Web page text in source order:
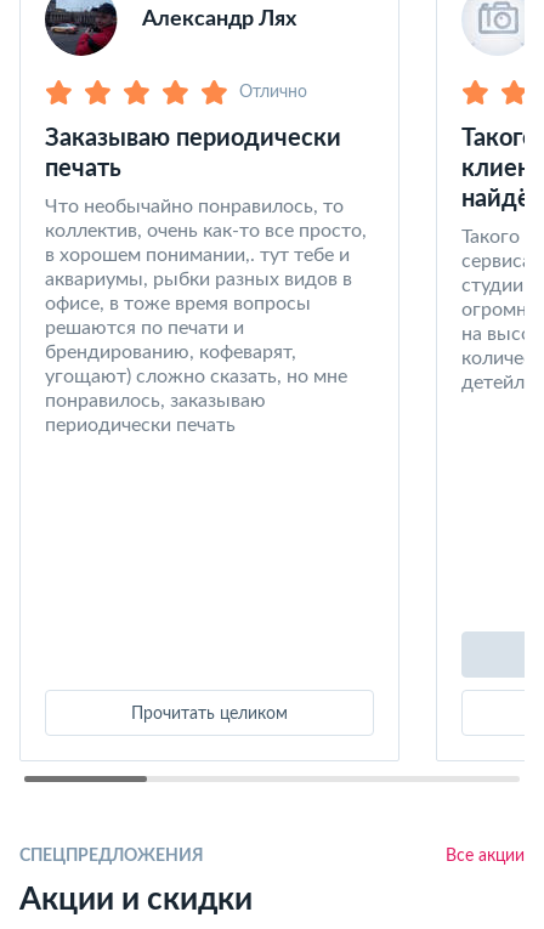
Александр Лях
Отлично
Заказываю периодически
печать
Что необычайно понравилось, то
коллектив, очень как-то все просто,
в хорошем понимании,. тут тебе и
аквариумы, рыбки разных видов в
офисе, в тоже время вопросы
решаются по печати и
брендированию, кофеварят,
угощают) сложно сказать, но мне
понравилось, заказываю
периодически печать
Прочитать целиком
Такого
Такого
сервиса
студии
на
СПЕЦПРЕДЛОЖЕНИЯ Все акции
Акции и скидки